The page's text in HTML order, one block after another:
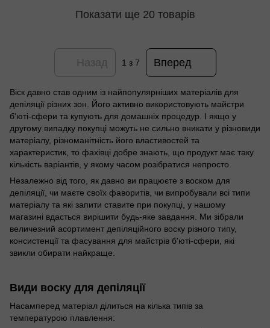
Показати ще 20 товарів
Назад 1 з 7 Вперед
Віск давно став одним із найпопулярніших матеріалів для
депіляції різних зон. Його активно використовують майстри
б'юті-сфери та купують для домашніх процедур. І якщо у
другому випадку покупці можуть не сильно вникати у різновиди
матеріалу, різноманітність його властивостей та
характеристик, то фахівці добре знають, що продукт має таку
кількість варіантів, у якому часом розібратися непросто.
Незалежно від того, як давно ви працюєте з воском для
депіляції, чи маєте своїх фаворитів, чи випробували всі типи
матеріалу та які запити ставите при покупці, у нашому
магазині вдасться вирішити будь-яке завдання. Ми зібрали
величезний асортимент депіляційного воску різного типу,
консистенції та фасування для майстрів б'юті-сфери, які
звикли обирати найкраще.
Види воску для депіляції
Насамперед матеріал ділиться на кілька типів за
температурою плавлення: